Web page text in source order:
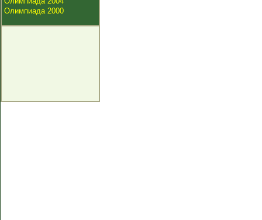
Олимпиада 2000